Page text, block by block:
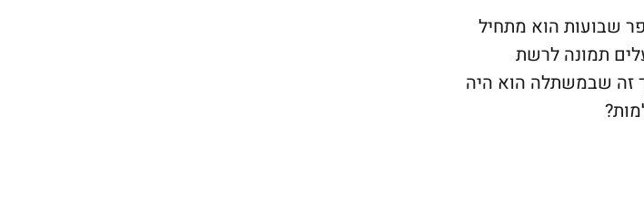
שבועות הוא מתחיל
תמונה לרשת
זה שבמשתלה הוא היה